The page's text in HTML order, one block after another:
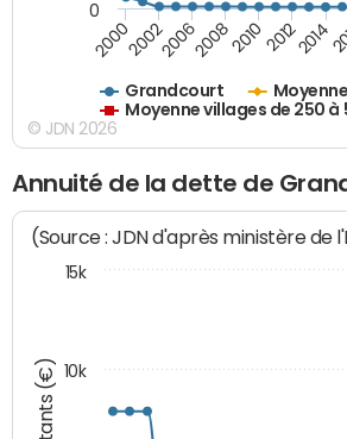
Grandcourt
Moyenne villages de 250 à
2000200220062008201020122014
0
© JDN 2026
Annuité de la dette de
(Source : JDN d'après ministère de
10k
15k